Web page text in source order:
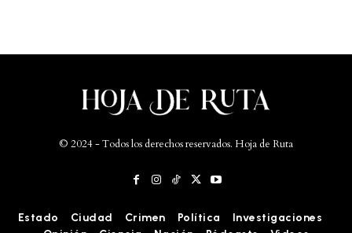
© 2024 - Todos los derechos reservados. Hoja de Ruta
Estado Ciudad Crimen Política
Investigaciones